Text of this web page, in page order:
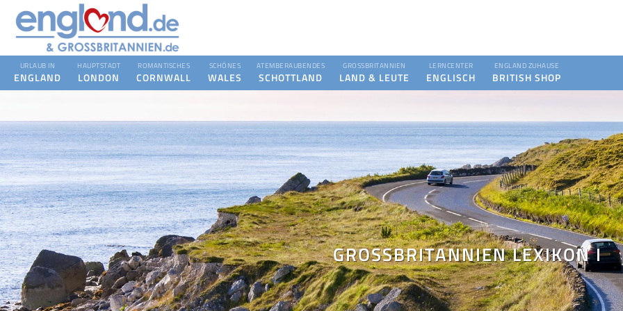
URLAUB IN
ENGLAND
HAUPTSTADT
LONDON
ROMANTISCHES
CORNWALL
SCHÖNES
WALES
ATEMBERAUBENDES
SCHOTTLAND
GROSSBRITANNIEN
LAND & LEUTE
LERNCENTER
ENGLISCH
ENGLAND ZUHAUSE
BRITISH SHOP
GROSSBRITANNIEN LEXIKON I